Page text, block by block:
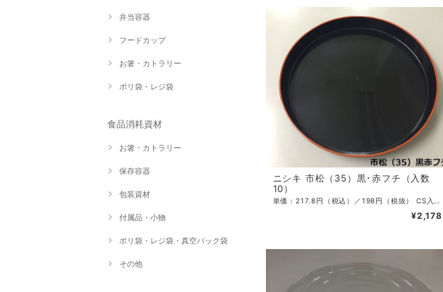
弁当容器
フードカップ
お箸・カトラリー
ポリ袋・レジ袋
食品消耗資材
お箸・カトラリー
保存容器
包装資材
付属品・小物
ポリ袋・レジ袋・真空パック袋
その他
ニシキ 市松（35）黒･赤フチ（入数
10）
¥2,178